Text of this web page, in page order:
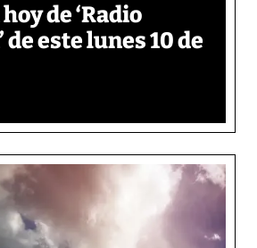
de ‘Radio
de este lunes 10 de